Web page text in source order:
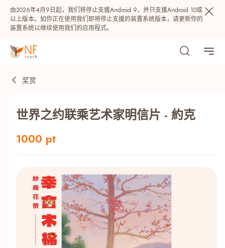
由2026年4月9日起，我们将停止支援Android 9，并只支援Android 10或
以上版本。如你正在使用我们即将停止支援的装置系统版本，请更新你的
装置系统以继续使用我们的应用程式。
NF 种籽 NF Points AIRSIDE 奖赏
最近搜寻纪录
奖赏
世界之约联乘艺术家明信片 - 約克
1000 pt